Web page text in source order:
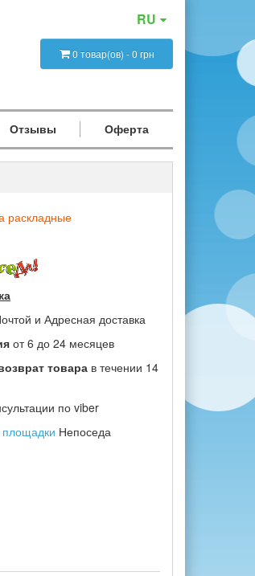
RU
0 товар(ов) - 0 грн
Отзывы Оферта
раскладные
и Адресная доставка
от 6 до 24 месяцев
товара в течении 14
по viber
площадки Непоседа